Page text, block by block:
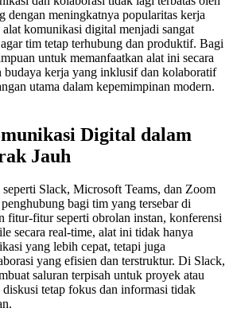
dengan meningkatnya popularitas kerja
komunikasi digital menjadi sangat
tim tetap terhubung dan produktif. Bagi
untuk memanfaatkan alat ini secara
budaya kerja yang inklusif dan kolaboratif
utama dalam kepemimpinan modern.
Digital dalam
Jauh
Slack, Microsoft Teams, dan Zoom
bagi tim yang tersebar di
fitur-fitur seperti obrolan instan, konferensi
secara real-time, alat ini tidak hanya
yang lebih cepat, tetapi juga
yang efisien dan terstruktur. Di Slack,
saluran terpisah untuk proyek atau
tetap fokus dan informasi tidak